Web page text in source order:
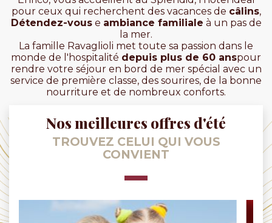
pour ceux qui recherchent des vacances de câlins,
Détendez-vouse ambiance familiale à un pas de
la mer.
La famille Ravaglioli met toute sa passion dans le
monde de l'hospitalité depuis plus de 60 anspour
rendre votre séjour en bord de mer spécial avec un
service de première classe, des sourires, de la bonne
nourriture et de nombreux conforts.
Nos meilleures offres d'été
TROUVEZ CELUI QUI VOUS
CONVIENT